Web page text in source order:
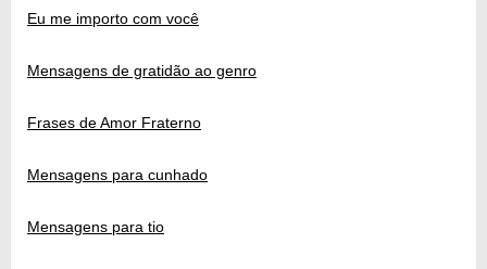
Eu me importo com você
Mensagens de gratidão ao genro
Frases de Amor Fraterno
Mensagens para cunhado
Mensagens para tio